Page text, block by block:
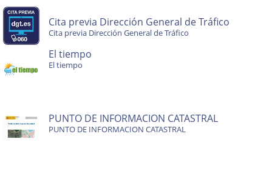
Cita previa Dirección General de Tráfico
Cita previa Dirección General de Tráfico
El tiempo
El tiempo
PUNTO DE INFORMACION CATASTRAL
PUNTO DE INFORMACION CATASTRAL